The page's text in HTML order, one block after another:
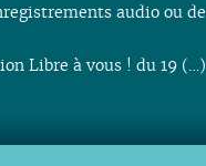
audio ou de
Libre à vous ! du 19 (…)